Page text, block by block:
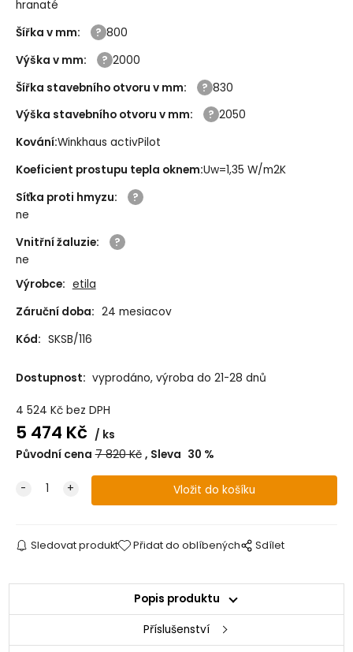
hranaté
Šířka v mm:
800
Výška v mm:
2000
Šířka stavebního otvoru v mm:
830
Výška stavebního otvoru v mm:
2050
Kování:Winkhaus activPilot
Koeficient prostupu tepla oknem:Uw=1,35 W/m2K
Síťka proti hmyzu:
ne
Vnitřní žaluzie:
ne
Výrobce: etila
Záruční doba: 24 mesiacov
Kód: SKSB/116
Dostupnost: vyprodáno, výroba do 21-28 dnů
4 524 Kč bez DPH
5 474 Kč
ks
Původní cena 7 820Kč Sleva 30 %
Sledovat produkt Přidat do oblíbených Sdílet
Popis produktu
Příslušenství